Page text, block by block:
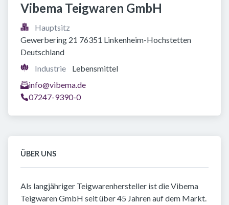
Vibema Teigwaren GmbH
Hauptsitz
Gewerbering 21 76351 Linkenheim-Hochstetten
Deutschland
Industrie
Lebensmittel
info@vibema.de
07247-9390-0
ÜBER UNS
Als langjähriger Teigwarenhersteller ist die Vibema
Teigwaren GmbH seit über 45 Jahren auf dem Markt.